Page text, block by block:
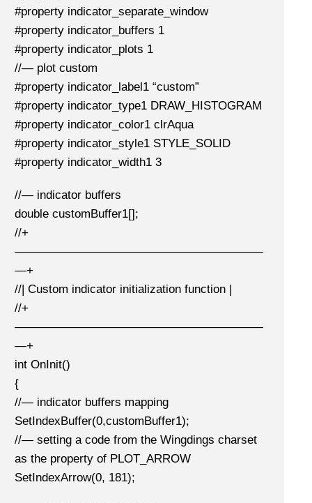
#property indicator_separate_window
#property indicator_buffers 1
#property indicator_plots 1
//— plot custom
#property indicator_label1 “custom”
#property indicator_type1 DRAW_HISTOGRAM
#property indicator_color1 clrAqua
#property indicator_style1 STYLE_SOLID
#property indicator_width1 3
//— indicator buffers
double customBuffer1[];
//+
—————————————————————
—+
//| Custom indicator initialization function |
//+
—————————————————————
—+
int OnInit()
{
//— indicator buffers mapping
SetIndexBuffer(0,customBuffer1);
//— setting a code from the Wingdings charset
as the property of PLOT_ARROW
SetIndexArrow(0, 181);